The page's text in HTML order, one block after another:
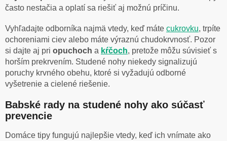
často nestačia a oplatí sa riešiť aj možnú príčinu.
Vyhľadajte odborníka najmä vtedy, keď máte cukrovku, trpíte
ochoreniami ciev alebo máte výraznú chudokrvnosť. Pozor
si dajte aj pri opuchoch a kŕčoch, pretože môžu súvisieť s
horším prekrvením. Studené nohy niekedy signalizujú
poruchy krvného obehu, ktoré si vyžadujú odborné
vyšetrenie a cielené riešenie.
Babské rady na studené nohy ako súčasť
prevencie
Domáce tipy fungujú najlepšie vtedy, keď ich vnímate ako